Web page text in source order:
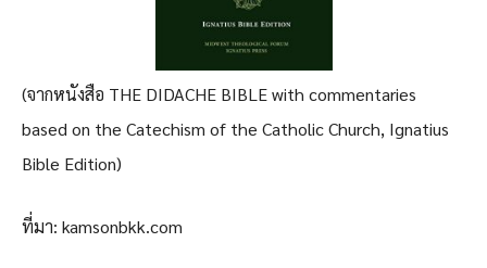
(จากหนังสือ THE DIDACHE BIBLE with commentaries
based on the Catechism of the Catholic Church, Ignatius
Bible Edition)
ที่มา: kamsonbkk.com